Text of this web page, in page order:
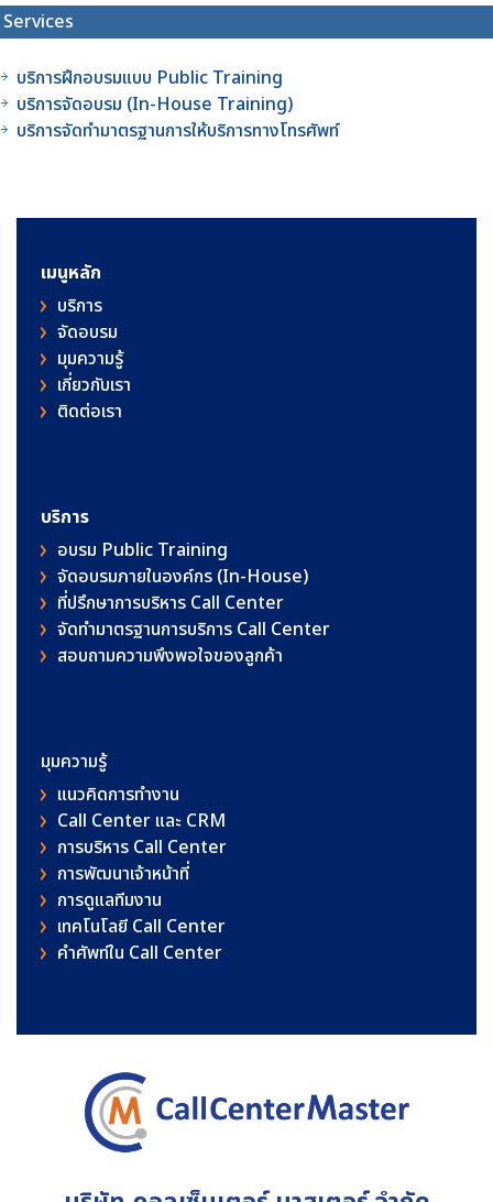
Services
บริการฝึกอบรมแบบ Public Training
บริการจัดอบรม (In-House Training)
บริการจัดทำมาตรฐานการให้บริการทางโทรศัพท์
เมนูหลัก
บริการ
จัดอบรม
มุมความรู้
เกี่ยวกับเรา
ติดต่อเรา
บริการ
อบรม Public Training
จัดอบรมภายในองค์กร (In-House)
ที่ปรึกษาการบริหาร Call Center
จัดทำมาตรฐานการบริการ Call Center
สอบถามความพึงพอใจของลูกค้า
มุมความรู้
แนวคิดการทำงาน
Call Center และ CRM
การบริหาร Call Center
การพัฒนาเจ้าหน้าที่
การดูแลทีมงาน
เทคโนโลยี Call Center
คําศัพท์ใน Call Center